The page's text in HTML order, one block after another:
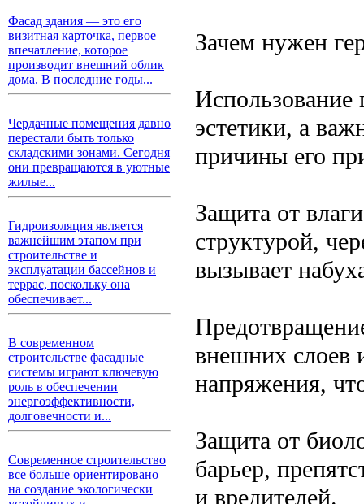
Фасад здания — это его
визитная карточка, первое
впечатление, которое
производит внешний облик
дома. В последние годы...
Чердачные помещения давно
перестали быть только
складскими зонами. Сегодня
они превращаются в уютные
жилые...
Гидроизоляция является
важнейшим этапом при
строительстве и
эксплуатации бассейнов и
террас, поскольку она
обеспечивает...
В современном
строительстве фасадные
системы играют ключевую
роль в обеспечении
энергоэффективности,
долговечности и...
Современное строительство
все больше ориентировано
на создание экологически
Зачем нужен
Использование
эстетики, а
причины его
Защита от
структурой,
вызывает
внешних слоев
напряжения,
Защита от
барьер,
и вредителей.